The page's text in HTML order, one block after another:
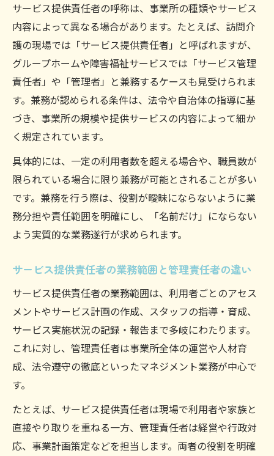
サービス提供責任者の呼称は、事業所の種類やサービス
内容によって異なる場合があります。たとえば、訪問介
護の現場では「サービス提供責任者」と呼ばれますが、
グループホームや障害福祉サービスでは「サービス管理
責任者」や「管理者」と兼務するケースも見受けられま
す。兼務が認められる条件は、法令や自治体の指導に基
づき、事業所の規模や提供サービスの内容によって細か
く規定されています。
具体的には、一定の利用者数を超える場合や、職員数が
限られている場合に限り兼務が可能とされることが多い
です。兼務を行う際は、役割が曖昧にならないように業
務分担や責任範囲を明確にし、「名前だけ」にならない
よう実質的な業務遂行が求められます。
サービス提供責任者の業務範囲と管理責任者の違い
サービス提供責任者の業務範囲は、利用者ごとのアセス
メントやサービス計画の作成、スタッフの指導・育成、
サービス実施状況の記録・報告まで多岐にわたります。
これに対し、管理責任者は事業所全体の運営や人材育
成、法令遵守の徹底といったマネジメント業務が中心で
す。
たとえば、サービス提供責任者は現場で利用者や家族と
直接やり取りを重ねる一方、管理責任者は経営や行政対
応、事業計画策定などを担当します。両者の役割を明確